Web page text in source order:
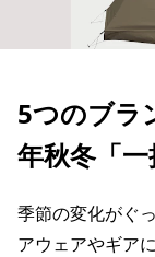
5つのブラ
年秋冬「
季節の変化がぐ
アウェアやギア